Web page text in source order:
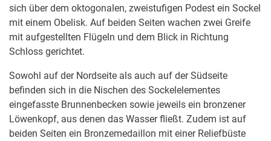
sich über dem oktogo­na­len, zwei­stu­fi­gen Podest ein Sockel
mit einem Obelisk. Auf beiden Seiten wachen zwei Greife
mit aufgestellten Flügeln und dem Blick in Richtung
Schloss gerichtet.
Sowohl auf der Nordseite als auch auf der Südseite
befinden sich in die Nischen des Sockelelementes
eingefasste Brunnenbecken sowie jeweils ein bronzener
Löwenkopf, aus denen das Wasser fließt. Zudem ist auf
beiden Seiten ein Bron­ze­me­dail­lon mit einer Relief­büste